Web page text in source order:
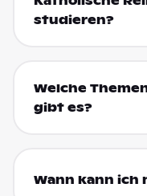
studieren?
Welche
gibt es?
Wann kann ich